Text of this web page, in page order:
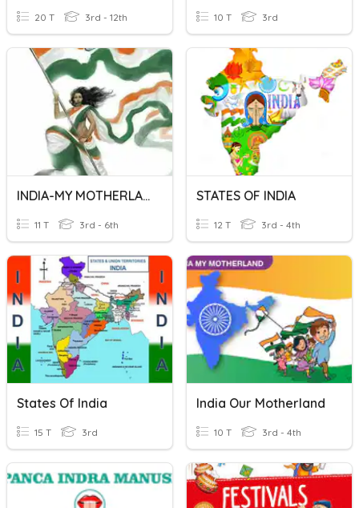
20 T 3rd - 12th 10 T 3rd
INDIA-MY MOTHERLAND
11 T 3rd - 6th
STATES OF INDIA
12 T 3rd - 4th
States Of India
15 T 3rd
India Our Motherland
10 T 3rd - 4th